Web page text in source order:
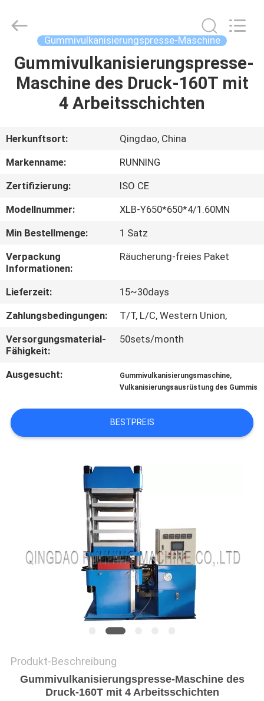
HAUS
PRODUKTE
ÜBER
UNS
FABRIK-
AUSFLUG
QUALITÄTSKONTROLLE
TRETEN
SIE
MIT
UNS
IN
NACHRICHTEN
POLICY
CO.,LTD.
Gummivulkanisierungspresse-Maschine
Gummivulkanisierungspresse-
Maschine des Druck-160T mit
4 Arbeitsschichten
Herkunftsort:
Qingdao, China
Markenname:
RUNNING
Zertifizierung:
ISO CE
Modellnummer:
XLB-Y650*650*4/1.60MN
Min Bestellmenge:
1 Satz
Verpackung
Informationen:
Räucherung-freies Paket
Lieferzeit:
15~30days
Zahlungsbedingungen:
T/T, L/C, Western Union,
Versorgungsmaterial-
Fähigkeit:
50sets/month
Ausgesucht: Gummivulkanisierungsmaschine,
Vulkanisierungsausrüstung des Gummis
BESTPREIS
Produkt-Beschreibung
Gummivulkanisierungspresse-Maschine des
Druck-160T mit 4 Arbeitsschichten